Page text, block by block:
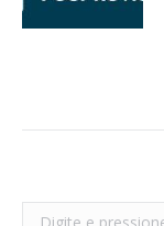
Search: